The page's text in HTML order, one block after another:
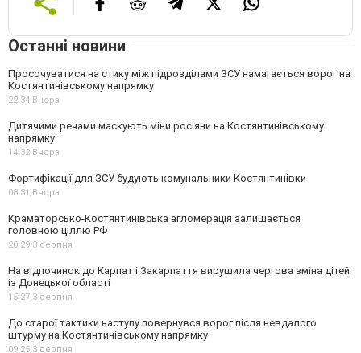
Останні новини
Просочуватися на стику між підрозділами ЗСУ намагається ворог на
Костянтинівському напрямку
22:34, Вчора
Дитячими речами маскують міни росіяни на Костянтинівському
напрямку
14:32, Вчора
Фортифікації для ЗСУ будують комунальники Костянтинівки
08:31, Вчора
Краматорсько-Костянтинівська агломерація залишається
головною ціллю РФ
20:29,3 серпня
На відпочинок до Карпат і Закарпаття вирушила чергова зміна дітей
із Донецької області
15:27,3 серпня
До старої тактики наступу повернувся ворог після невдалого
штурму на Костянтинівському напрямку
09:25,3 серпня